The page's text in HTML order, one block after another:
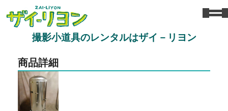
撮影小道具のレンタルはザイ－リヨン
商品詳細